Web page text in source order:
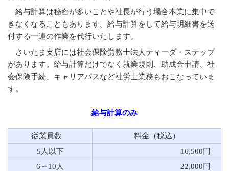
給与計算は秘密が多いことや社長が行う場合本業に集中で
きなくなることもあります。給与計算をして給与明細書を送
付する一連の作業を代行いたします。
さいたま支店には社会保険労務士法人ティーダ・ステップ
があります。給与計算だけでなく就業規則、助成金申請、社
会保険手続、キャリアパスなど社労士業務もおこなっていま
す。
給与計算のみ
従業員数
料金（税込）
5人以下
16,500円
6～10人
22,000円